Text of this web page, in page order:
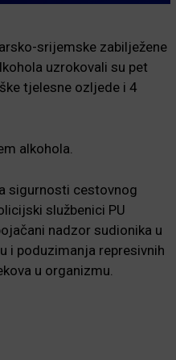
srijemske zabilježene
uzrokovali su pet
tjelesne ozljede i 4
alkohola.
sigurnosti cestovnog
službenici PU
nadzor sudionika u
i poduzimanja represivnih
u organizmu.